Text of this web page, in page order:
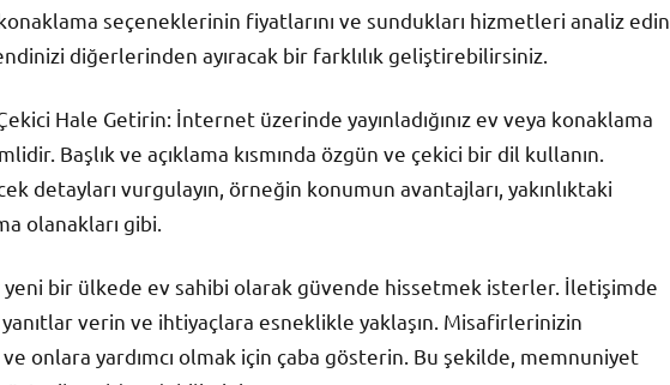
seçeneklerinin fiyatlarını ve sundukları hizmetleri analiz edin.
diğerlerinden ayıracak bir farklılık geliştirebilirsiniz.
Hale Getirin: İnternet üzerinde yayınladığınız ev veya konaklama
Başlık ve açıklama kısmında özgün ve çekici bir dil kullanın.
detayları vurgulayın, örneğin konumun avantajları, yakınlıktaki
olanakları gibi.
yeni bir ülkede ev sahibi olarak güvende hissetmek isterler. İletişimde
yanıtlar verin ve ihtiyaçlara esneklikle yaklaşın. Misafirlerinizin
onlara yardımcı olmak için çaba gösterin. Bu şekilde, memnuniyet